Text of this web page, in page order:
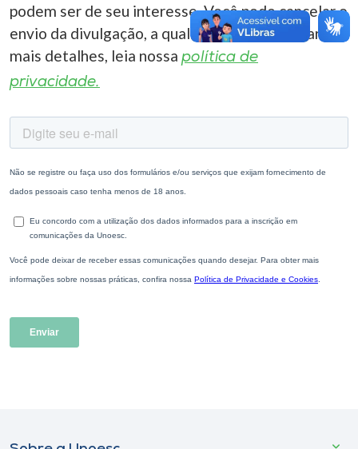
podem ser de seu interesse. Você pode cancelar o
envio da divulgação, a qualquer momento. Para
mais detalhes, leia nossa política de
privacidade.